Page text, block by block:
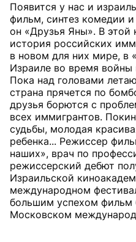
Появится у нас и
фильм, синтез комедии
он «Друзья Яны». В
история российских
в новом для них мире, в
Израиле во время
Пока над головами
страна прячется по
друзья борются с
всех иммигрантов.
судьбы, молодая
ребенка... Режиссер
наших», врач по
режиссерский дебют
Израильской
международном
большим успехом фильм
Московском